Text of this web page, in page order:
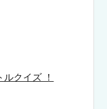
クイズ ！